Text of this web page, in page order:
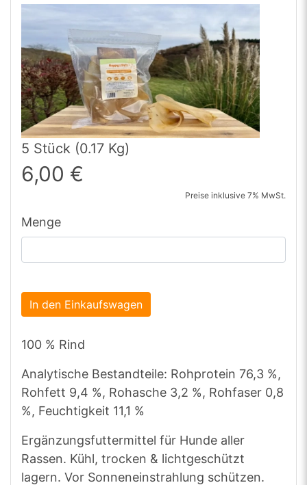
5 Stück (0.17 Kg)
6,00 €
Preise inklusive 7% MwSt.
Menge
In den Einkaufswagen
100 % Rind
Analytische Bestandteile: Rohprotein 76,3 %,
Rohfett 9,4 %, Rohasche 3,2 %, Rohfaser 0,8
%, Feuchtigkeit 11,1 %
Ergänzungsfuttermittel für Hunde aller
Rassen. Kühl, trocken & lichtgeschützt
lagern. Vor Sonneneinstrahlung schützen.